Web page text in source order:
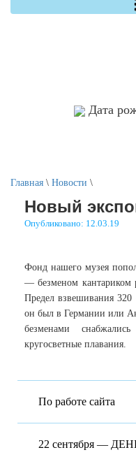
Дата
Главная \ Новости \
Новый
Опубликовано: 12.03.19
Фонд нашего музея
— безменом кантариком
Предел взвешивания
он был в Германии или
безменами
кругосветные плавания.
По работе сайта
22 сентября —